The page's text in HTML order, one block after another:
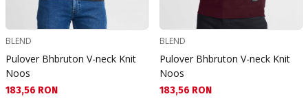
BLEND
Pulover Bhbruton V-neck Knit
Noos
Текуща цена:
183,56 RON
BLEND
Pulover Bhbruton V-neck Knit
Noos
Текуща цена:
183,56 RON